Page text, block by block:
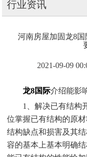
行业资讯
河南房屋加固龙8
2021-09-09
龙8国际介绍能影
1、解决已有结构开
位掌握已有结构的原
结构缺点和损害及其
容的基本上基本明确